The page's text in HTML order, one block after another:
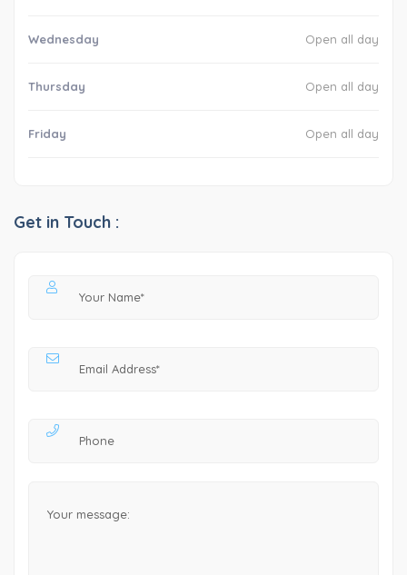
Wednesday Open all day
Thursday Open all day
Friday Open all day
Get in Touch :